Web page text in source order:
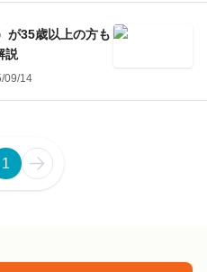
が35歳以上の方も
説
09/14
1